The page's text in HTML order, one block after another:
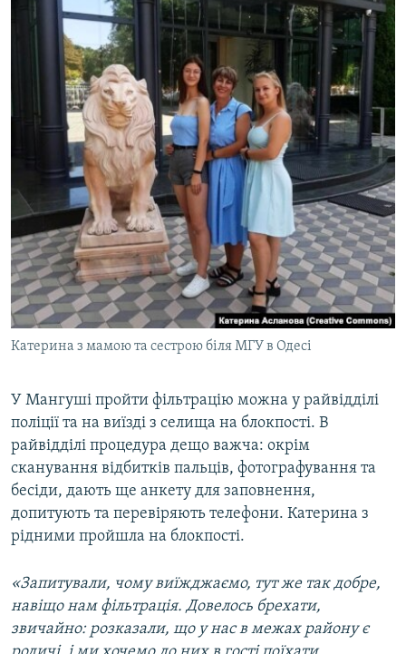
Катерина з мамою та сестрою біля МГУ в Одесі
У Мангуші пройти фільтрацію можна у райвідділі
поліції та на виїзді з селища на блокпості. В
райвідділі процедура дещо важча: окрім
сканування відбитків пальців, фотографування та
бесіди, дають ще анкету для заповнення,
допитують та перевіряють телефони. Катерина з
рідними пройшла на блокпості.
«Запитували, чому виїжджаємо, тут же так добре,
навіщо нам фільтрація. Довелось брехати,
звичайно: розказали, що у нас в межах району є